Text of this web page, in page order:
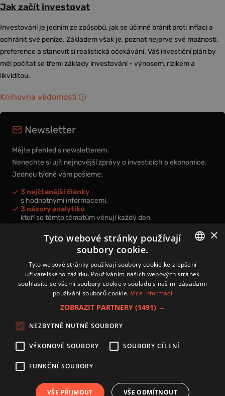
Jak začít investovat
Investování je jedním ze způsobů, jak se účinně bránit proti inflaci a
ochránit své peníze. Základem však je, poznat nejprve své možnosti,
preference a stanovit si realistická očekávání. Váš investiční plán by
měl počítat se třemi základy investování - výnosem, rizikem a
likviditou.
Knihovna vědomostí
Newsletter
Mějte přehled s newsletterem.
Nenechte si ujít nejnovější zprávy o investicích a ekonomice.
Jednou týdně vám pošleme:
3 nejčtenější články
s hodnotnými informacemi,
3 názory analytiků
kteří se těmto tématům věnují každý den,
nová videa a podcasty
k prohloubení vašich znalostí.
Přihlášením k newsletteru vyjadřujete svůj souhlas spodmínkami
zpracování osobních údajů.
Zásady používání souborů cookies
Autoři
Nastavení cookies
CZECH
×
Tyto webové stránky používají
soubory cookie.
Tyto webové stránky používají soubory cookie ke zlepšení
uživatelského zážitku. Používáním našich webových stránek
souhlasíte se všemi soubory cookie v souladu s našimi zásadami
používání souborů cookie. Více informací
ZOBRAZIT PARTNERY (1491) →
NEZBYTNĚ NUTNÉ SOUBORY
VÝKONOVÉ SOUBORY SOUBORY CÍLENÍ
FUNKČNÍ SOUBORY
VŠE PŘIJMOUT VŠE ODMÍTNOUT